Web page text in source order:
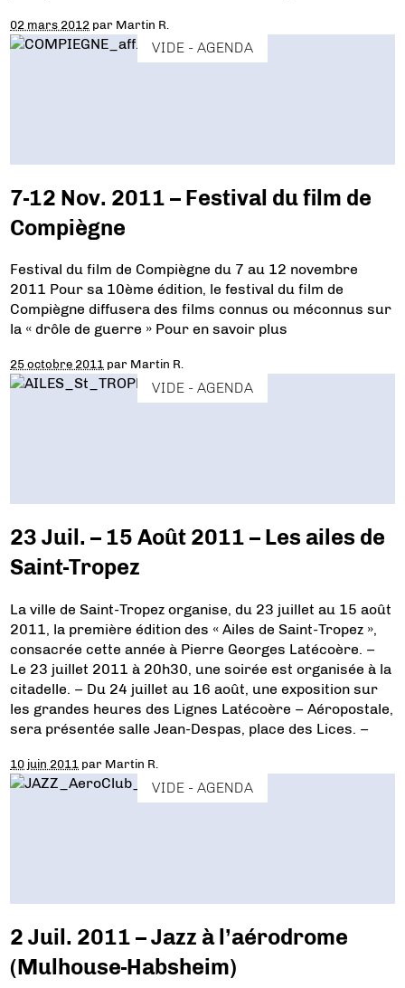
02 mars 2012 par Martin R.
VIDE - AGENDA
7-12 Nov. 2011 – Festival du film de
Compiègne
Festival du film de Compiègne du 7 au 12 novembre
2011 Pour sa 10ème édition, le festival du film de
Compiègne diffusera des films connus ou méconnus sur
la « drôle de guerre » Pour en savoir plus
25 octobre 2011 par Martin R.
VIDE - AGENDA
23 Juil. – 15 Août 2011 – Les ailes de
Saint-Tropez
La ville de Saint-Tropez organise, du 23 juillet au 15 août
2011, la première édition des « Ailes de Saint-Tropez »,
consacrée cette année à Pierre Georges Latécoère. –
Le 23 juillet 2011 à 20h30, une soirée est organisée à la
citadelle. – Du 24 juillet au 16 août, une exposition sur
les grandes heures des Lignes Latécoère – Aéropostale,
sera présentée salle Jean-Despas, place des Lices. –
10 juin 2011 par Martin R.
VIDE - AGENDA
2 Juil. 2011 – Jazz à l’aérodrome
(Mulhouse-Habsheim)